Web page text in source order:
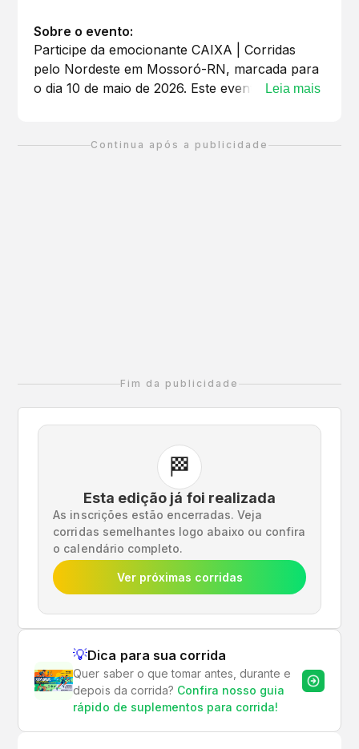
Sobre o evento:
Participe da emocionante CAIXA | Corridas
pelo Nordeste em Mossoró-RN, marcada para
o dia 10 de maio de 2026. Este evento de
para corredores de todos os níveis superarem
Leia mais
Continua após a publicidade
Fim da publicidade
🏁
Esta edição já foi realizada
As inscrições estão encerradas. Veja
corridas semelhantes logo abaixo ou confira
o calendário completo.
Ver próximas corridas
💡Dica para sua corrida
Quer saber o que tomar antes, durante e
depois da corrida? Confira nosso guia
rápido de suplementos para corrida!